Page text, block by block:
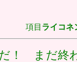
項目 ライコネ
！ まだ終